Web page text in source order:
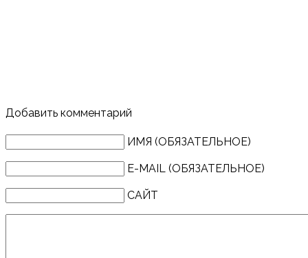
Добавить комментарий
ИМЯ (ОБЯЗАТЕЛЬНОЕ)
E-MAIL (ОБЯЗАТЕЛЬНОЕ)
САЙТ